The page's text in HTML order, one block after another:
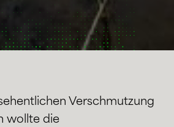
Verschmutzung
wollte die